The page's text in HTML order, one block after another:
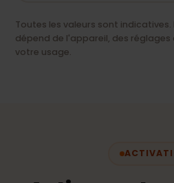
Toutes les valeurs sont
dépend de l'appareil, des
votre usage.